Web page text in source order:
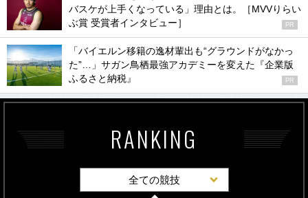
バスケが上手くなっている」理由とは。［MVVりらい
ぶ賞 受賞者インタビュー］
PR
「バイエルン移籍の逸材輩出も“グラウンドがなかっ
た”…」サガン鳥栖最強アカデミーを変えた『企業版
ふるさと納税』
PR
RANKING
全ての競技